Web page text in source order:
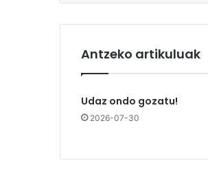
Antzeko artikuluak
Udaz ondo gozatu!
2026-07-30